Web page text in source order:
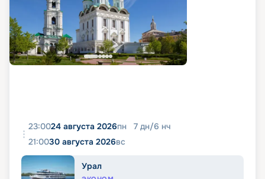
23:0024 августа 2026пн 7 дн/6 нч
21:0030 августа 2026вс
Урал